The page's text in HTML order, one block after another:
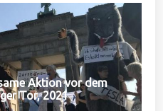
Aktion vor dem
Tor, 2021